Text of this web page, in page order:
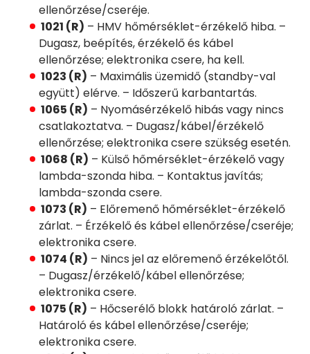
ellenőrzése/cseréje.
1021 (R) – HMV hőmérséklet-érzékelő hiba. –
Dugasz, beépítés, érzékelő és kábel
ellenőrzése; elektronika csere, ha kell.
1023 (R) – Maximális üzemidő (standby-val
együtt) elérve. – Időszerű karbantartás.
1065 (R) – Nyomásérzékelő hibás vagy nincs
csatlakoztatva. – Dugasz/kábel/érzékelő
ellenőrzése; elektronika csere szükség esetén.
1068 (R) – Külső hőmérséklet-érzékelő vagy
lambda-szonda hiba. – Kontaktus javítás;
lambda-szonda csere.
1073 (R) – Előremenő hőmérséklet-érzékelő
zárlat. – Érzékelő és kábel ellenőrzése/cseréje;
elektronika csere.
1074 (R) – Nincs jel az előremenő érzékelőtől.
– Dugasz/érzékelő/kábel ellenőrzése;
elektronika csere.
1075 (R) – Hőcserélő blokk határoló zárlat. –
Határoló és kábel ellenőrzése/cseréje;
elektronika csere.